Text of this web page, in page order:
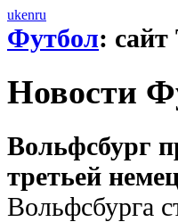
ukenru
Футбол:
Новости
Вольфсбург
третьей
Вольфсбурга